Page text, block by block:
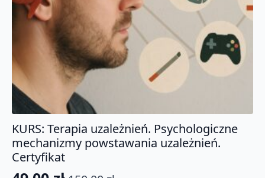
KURS: Terapia uzależnień. Psychologiczne
mechanizmy powstawania uzależnień.
Certyfikat